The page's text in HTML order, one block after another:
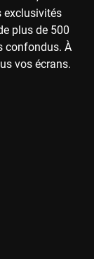
exclusivités
plus de 500
confondus. À
vos écrans.